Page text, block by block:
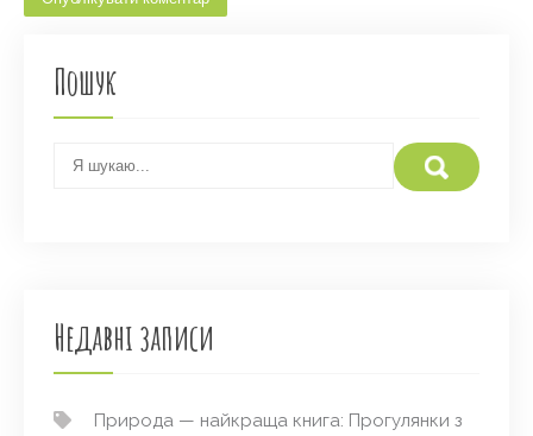
Пошук
Недавні записи
Природа — найкраща книга: Прогулянки з